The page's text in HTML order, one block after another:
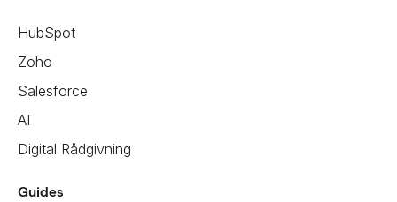
HubSpot
Zoho
Salesforce
AI
Digital Rådgivning
Guides